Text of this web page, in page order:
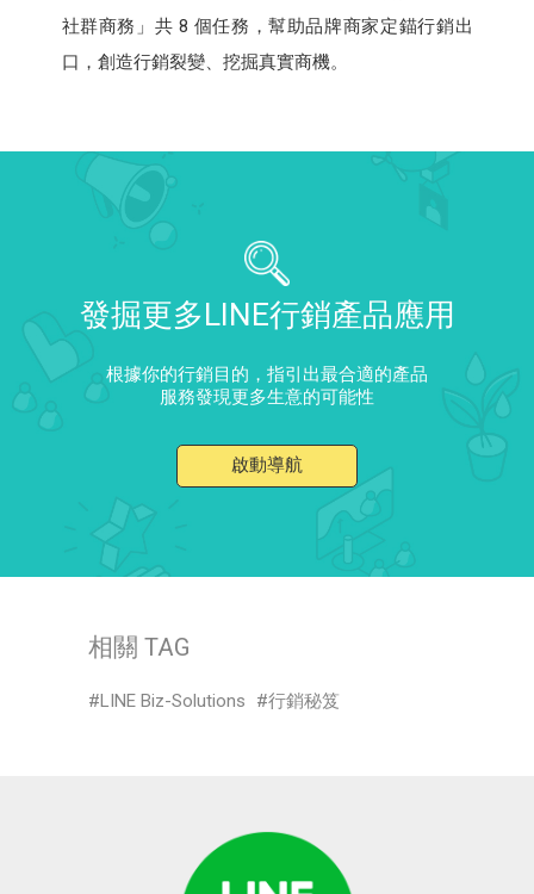
社群商務」共 8 個任務，幫助品牌商家定錨行銷出
口，創造行銷裂變、挖掘真實商機。
發掘更多LINE行銷產品應用
根據你的行銷目的，指引出最合適的產品
服務發現更多生意的可能性
啟動導航
相關 TAG
LINE Biz-Solutions 行銷秘笈